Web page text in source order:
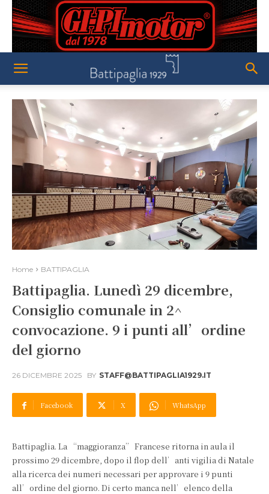
Home BATTIPAGLIA
Battipaglia. Lunedì 29 dicembre,
Consiglio comunale in 2^
convocazione. 9 i punti all’ordine
del giorno
26 DICEMBRE 2025 BY STAFF@BATTIPAGLIA1929.IT
Facebook X WhatsApp
Battipaglia. La “maggioranza” Francese ritorna in aula il
prossimo 29 dicembre, dopo il flop dell’anti vigilia di Natale
alla ricerca dei numeri necessari per approvare i 9 punti
all’ordine del giorno. Di certo manca nell’elenco della